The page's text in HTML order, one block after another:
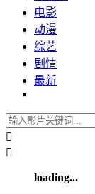
电影
动漫
综艺
剧情
最新


loading...